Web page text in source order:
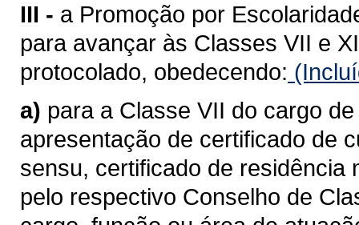
III - a Promoção por
para avançar às Classes VII e
protocolado, obedecendo:
a) para a Classe VII do cargo
apresentação de certificado de
sensu, certificado de residência
pelo respectivo Conselho de